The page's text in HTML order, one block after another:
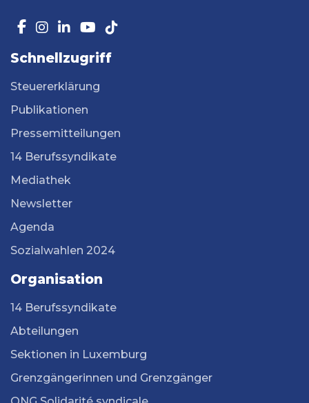
Schnellzugriff
Steuererklärung
Publikationen
Pressemitteilungen
14 Berufssyndikate
Mediathek
Newsletter
Agenda
Sozialwahlen 2024
Organisation
14 Berufssyndikate
Abteilungen
Sektionen in Luxemburg
Grenzgängerinnen und Grenzgänger